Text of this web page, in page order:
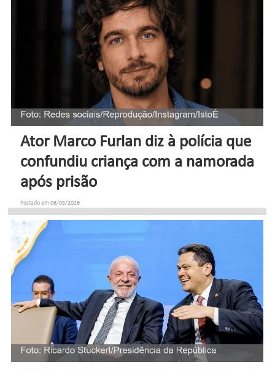
Ator Marco Furlan diz à polícia que
confundiu criança com a namorada
após prisão
Postado em 06/08/2026